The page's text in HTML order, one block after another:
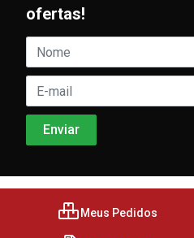
ofertas!
Meus Pedidos